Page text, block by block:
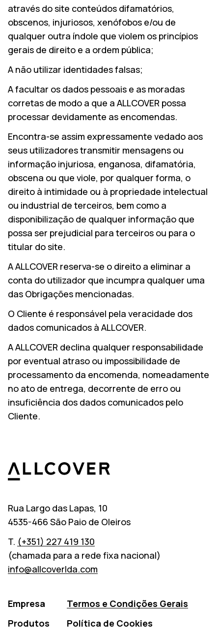
através do site conteúdos difamatórios,
obscenos, injuriosos, xenófobos e/ou de
qualquer outra índole que violem os princípios
gerais de direito e a ordem pública;
A não utilizar identidades falsas;
A facultar os dados pessoais e as moradas
corretas de modo a que a ALLCOVER possa
processar devidamente as encomendas.
Encontra-se assim expressamente vedado aos
seus utilizadores transmitir mensagens ou
informação injuriosa, enganosa, difamatória,
obscena ou que viole, por qualquer forma, o
direito à intimidade ou à propriedade intelectual
ou industrial de terceiros, bem como a
disponibilização de qualquer informação que
possa ser prejudicial para terceiros ou para o
titular do site.
A ALLCOVER reserva-se o direito a eliminar a
conta do utilizador que incumpra qualquer uma
das Obrigações mencionadas.
O Cliente é responsável pela veracidade dos
dados comunicados à ALLCOVER.
A ALLCOVER declina qualquer responsabilidade
por eventual atraso ou impossibilidade de
processamento da encomenda, nomeadamente
no ato de entrega, decorrente de erro ou
insuficiência dos dados comunicados pelo
Cliente.
Rua Largo das Lapas, 10
4535-466 São Paio de Oleiros
T. (+351) 227 419 130
(chamada para a rede fixa nacional)
info@allcoverlda.com
Empresa
Produtos
Termos e Condições Gerais
Política de Cookies